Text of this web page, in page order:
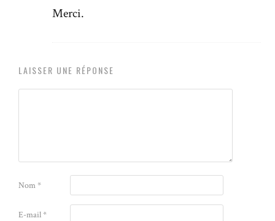
Merci.
LAISSER UNE RÉPONSE
Nom*
E-mail*